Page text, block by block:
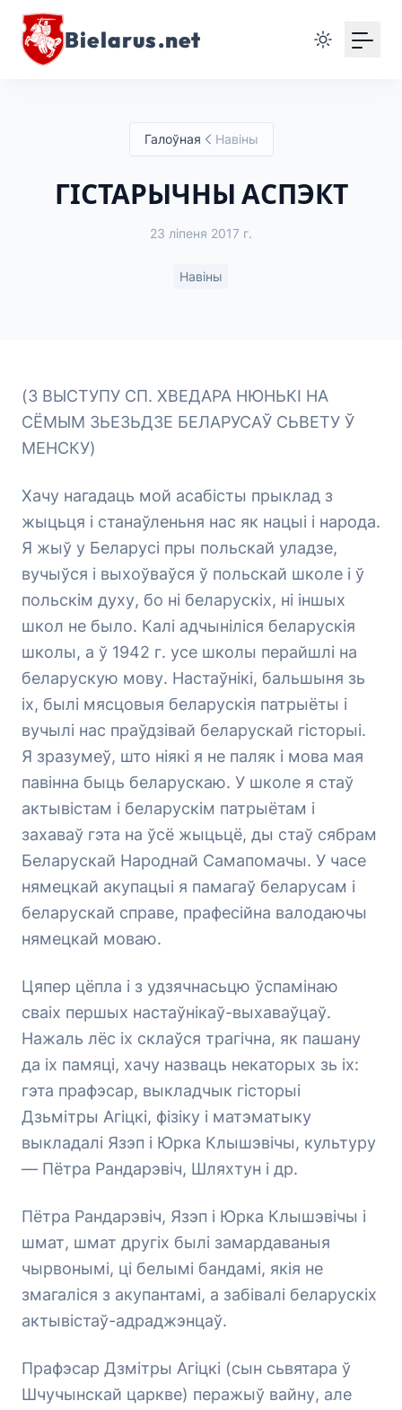
Bielarus.net
Галоўная Навіны
ГІСТАРЫЧНЫ АСПЭКТ
23 ліпеня 2017 г.
Навіны
(З ВЫСТУПУ СП. ХВЕДАРА НЮНЬКІ НА
СЁМЫМ ЗЬЕЗЬДЗЕ БЕЛАРУСАЎ СЬВЕТУ Ў
МЕНСКУ)
Хачу нагадаць мой асабісты прыклад з
жыцьця і станаўленьня нас як нацыі і народа.
Я жыў у Беларусі пры польскай уладзе,
вучыўся і выхоўваўся ў польскай школе і ў
польскім духу, бо ні беларускіх, ні іншых
школ не было. Калі адчыніліся беларускія
школы, а ў 1942 г. усе школы перайшлі на
беларускую мову. Настаўнікі, бальшыня зь
іх, былі мясцовыя беларускія патрыёты і
вучылі нас праўдзівай беларускай гісторыі.
Я зразумеў, што ніякі я не паляк і мова мая
павінна быць беларускаю. У школе я стаў
актывістам і беларускім патрыётам і
захаваў гэта на ўсё жыцьцё, ды стаў сябрам
Беларускай Народнай Самапомачы. У часе
нямецкай акупацыі я памагаў беларусам і
беларускай справе, прафесійна валодаючы
нямецкай моваю.
Цяпер цёпла і з удзячнасьцю ўспамінаю
сваіх першых настаўнікаў-выхаваўцаў.
Нажаль лёс іх склаўся трагічна, як пашану
да іх памяці, хачу назваць некаторых зь іх:
гэта прафэсар, выкладчык гісторыі
Дзьмітры Агіцкі, фізіку і матэматыку
выкладалі Язэп і Юрка Клышэвічы, культуру
— Пётра Рандарэвіч, Шляхтун і др.
Пётра Рандарэвіч, Язэп і Юрка Клышэвічы і
шмат, шмат другіх былі замардаваныя
чырвонымі, ці белымі бандамі, якія не
змагаліся з акупантамі, а забівалі беларускіх
актывістаў-адраджэнцаў.
Прафэсар Дзмітры Агіцкі (сын сьвятара ў
Шчучынскай царкве) перажыў вайну, але